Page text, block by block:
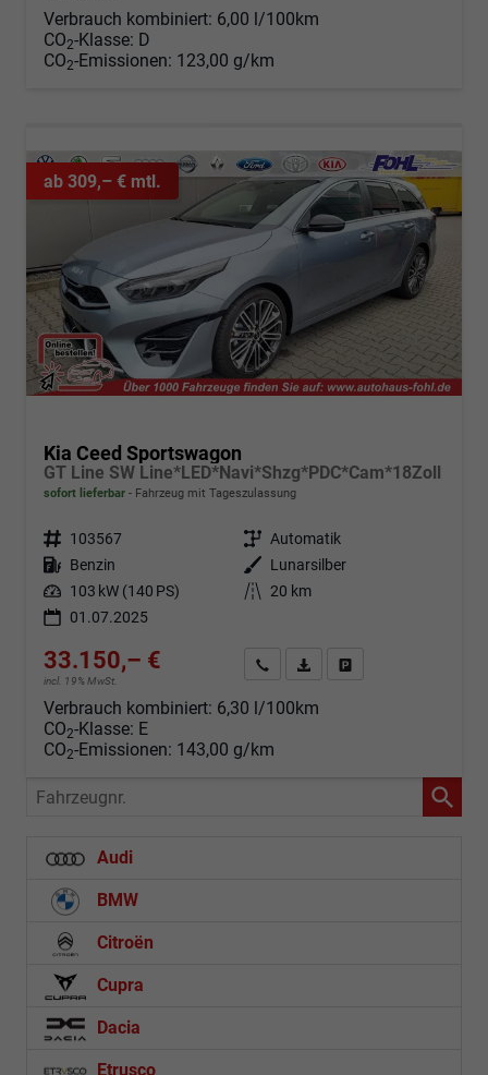
Verbrauch kombiniert: 6,00 l/100km
CO2-Klasse: D
CO2-Emissionen: 123,00 g/km
ab 309,– € mtl.
Kia Ceed Sportswagon
GT Line SW Line*LED*Navi*Shzg*PDC*Cam*18Zoll
sofort lieferbar Fahrzeug mit Tageszulassung
Fahrzeugnr. 103567 Getriebe Automatik
Kraftstoff Benzin Außenfarbe
Lunarsilber
Leistung 103 kW (140 PS) Kilometerstand 20 km
01.07.2025
33.150,– €
incl. 19% MwSt.
Angebot anfordern
Fahrzeugexpose (PDF)
Verbrauch kombiniert: 6,30 l/100km
CO2-Klasse: E
CO2-Emissionen: 143,00 g/km
Fahrzeugnr.
Audi
BMW
Citroën
Cupra
Dacia
Etrusco